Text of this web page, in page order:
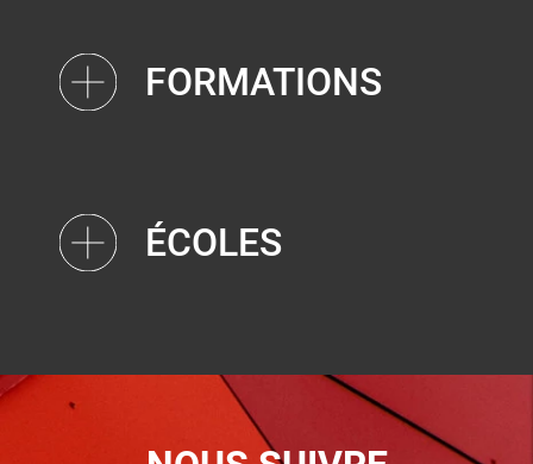
FORMATIONS
ÉCOLES